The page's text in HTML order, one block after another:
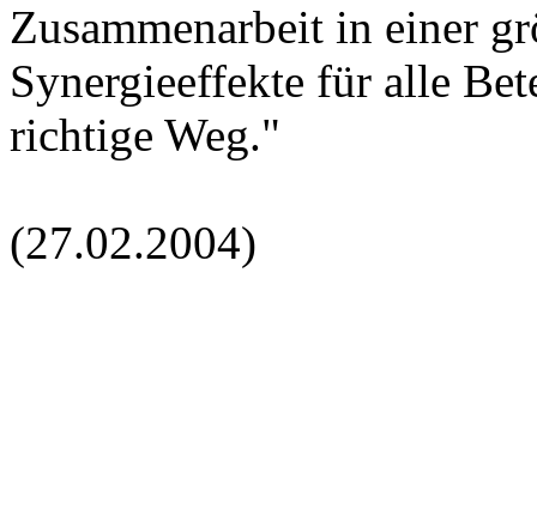
Zusammenarbeit in einer
Synergieeffekte für alle
richtige Weg."
(27.02.2004)